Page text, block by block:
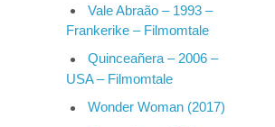
Vale Abraão – 1993 –
Frankerike – Filmomtale
Quinceañera – 2006 –
USA – Filmomtale
Wonder Woman (2017)